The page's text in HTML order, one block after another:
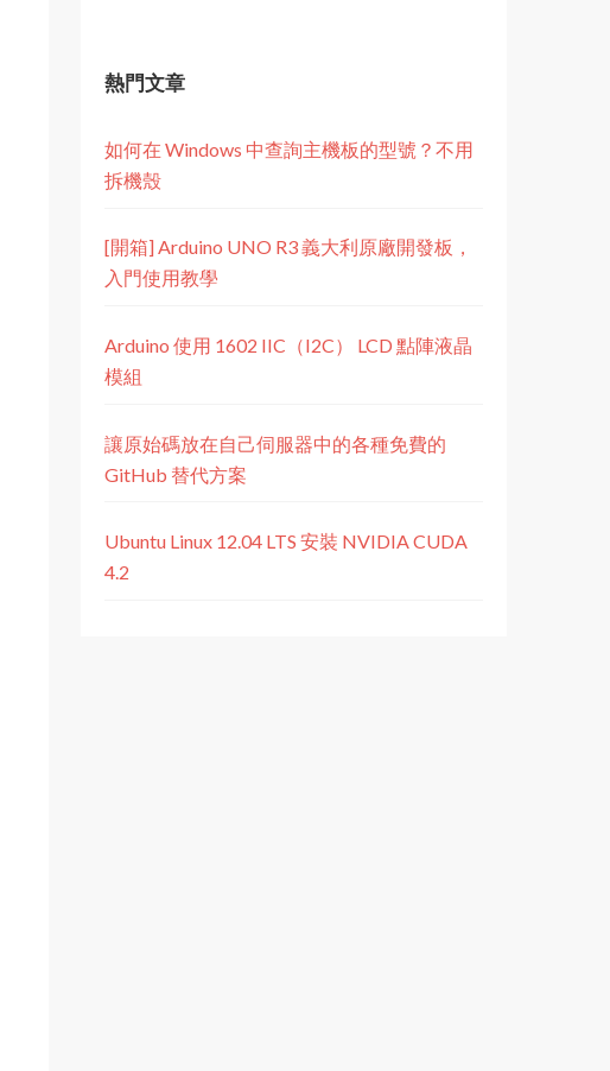
熱門文章
如何在 Windows 中查詢主機板的型號？不用
拆機殼
[開箱] Arduino UNO R3 義大利原廠開發板，
入門使用教學
Arduino 使用 1602 IIC（I2C） LCD 點陣液晶
模組
讓原始碼放在自己伺服器中的各種免費的
GitHub 替代方案
Ubuntu Linux 12.04 LTS 安裝 NVIDIA CUDA
4.2